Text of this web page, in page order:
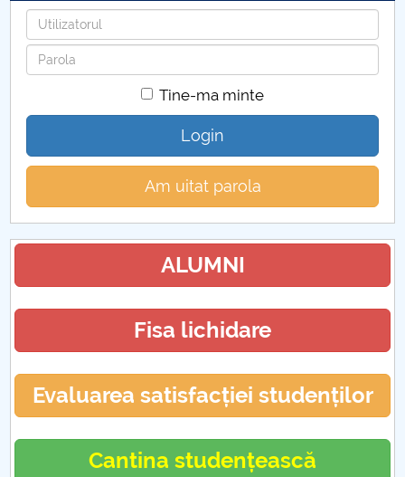
Utilizatorul
Parola
Tine-ma minte
Login
Am uitat parola
ALUMNI
Fisa lichidare
Evaluarea satisfacției studenților
Cantina studențească